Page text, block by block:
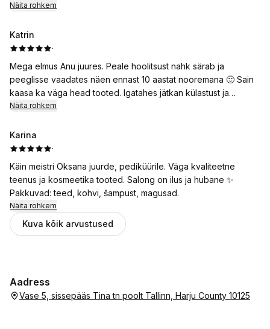
probleemse kohaga näonahal ning annab häid soovitusi.
Kadriorus- mõnus atmosfäär, meeldiv teenindus ja positiivne
tulemus.
Näita rohkem
Katrin
·
Mega elmus Anu juures. Peale hoolitsust nahk särab ja
peeglisse vaadates näen ennast 10 aastat nooremana 🙂 Sain
kaasa ka väga head tooted. Igatahes jätkan külastust ja
soovitan kõigile, kes minumoodi on hoolitsuse pikaks ajaks
abikaasalt, kes mulle otsa vaadates ütles, et ta on valmis kõik
minu külastused kinni maksma 😂 Anu on super tegija, kindlasti
Näita rohkem
Karina
·
Käin meistri Oksana juurde, pediküürile. Väga kvaliteetne
teenus ja kosmeetika tooted. Salong on ilus ja hubane ✨
Pakkuvad: teed, kohvi, šampust, magusad.
Näita rohkem
Kuva kõik arvustused
Aadress
Vase 5, sissepääs Tina tn poolt Tallinn, Harju County 10125